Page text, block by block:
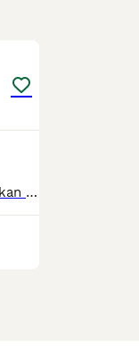
Wij bieden onze cody aan als dekreu. Heeft een lief karakter, kan goed met kinderen en moet even de kat uit de boom kijken wat andere honden betreft. Maar kent hij je eenmaal komt hij je vrolijk begroeten. Hij heeft eerder gedekt en zijn prachtige puppies van gekomen. Mocht er interesse zijn kun je mij het beste even bellen. Cody is NIET TE KOOP Vaste prijs 150 euro.